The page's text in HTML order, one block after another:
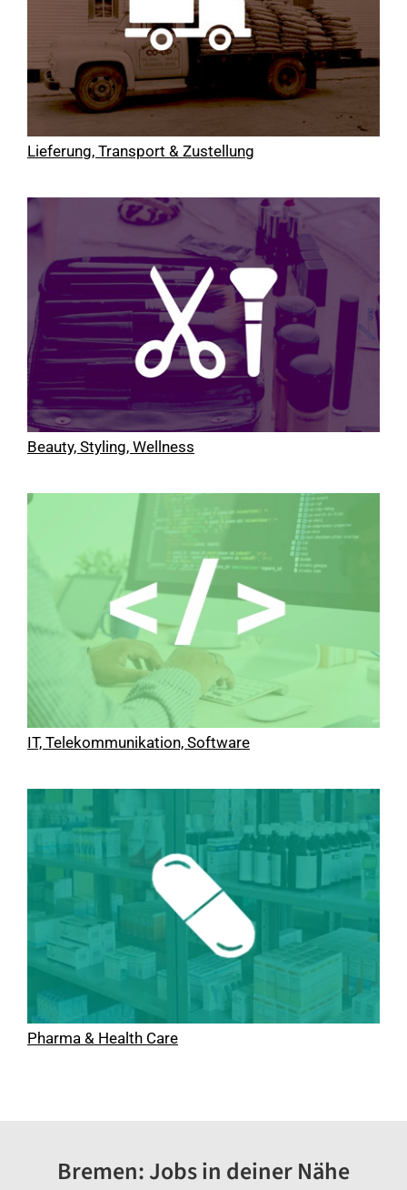
Lieferung, Transport & Zustellung
Beauty, Styling, Wellness
IT, Telekommunikation, Software
Pharma & Health Care
Bremen: Jobs in deiner Nähe